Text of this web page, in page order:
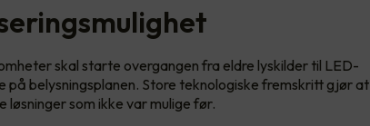
skal starte overgangen fra eldre lyskilder til LED-
på belysningsplanen. Store teknologiske fremskritt gjør at
løsninger som ikke var mulige før.